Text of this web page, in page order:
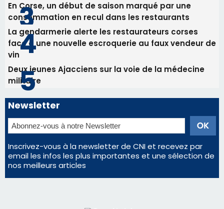
En Corse, un début de saison marqué par une
consommation en recul dans les restaurants
La gendarmerie alerte les restaurateurs corses
face à une nouvelle escroquerie au faux vendeur de
vin
Deux jeunes Ajacciens sur la voie de la médecine
militaire
Newsletter
Inscrivez-vous à la newsletter de CNI et recevez par
email les infos les plus importantes et une sélection de
nos meilleurs articles